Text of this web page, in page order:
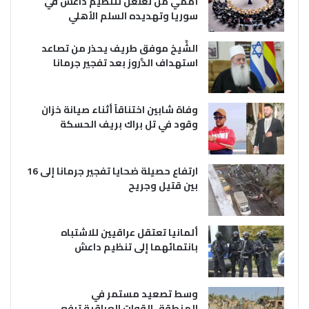
سوريا وتهديده السلم الأهلي
الشَّيخ موفق طريف يحذر من تصاعد
استهداف الدَّروز بعد تفجير جرمانا
وفاة شابين اختناقاً أثناء صيانة خزان
وقود في تل براك بريف الحسكة
ارتفاع حصيلة ضحايا تفجير جرمانا إلى 16
بين قتيل وجريح
ألمانيا تعتقل عراقيين للاشتباه
بانتمائهما إلى تنظيم داعش
وسط تصعيد مستمر في